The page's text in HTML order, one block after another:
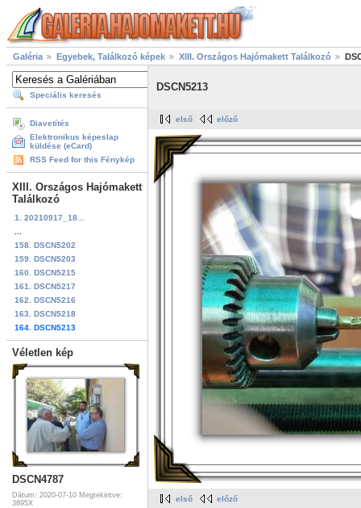
Galéria Egyebek, Találkozó képek XIII. Országos Hajómakett Találkozó
Speciális keresés
Diavetítés
Elektronikus képeslap
küldése (eCard)
RSS Feed for this Fénykép
XIII. Országos Hajómakett
Találkozó
1. 20210917_18...
158. DSCN5202
159. DSCN5203
160. DSCN5215
161. DSCN5217
162. DSCN5216
163. DSCN5218
164. DSCN5213
Véletlen kép
DSCN4787
Dátum: 2020-07-10 Megtekintve:
3895X
DSCN5213
első előző
első előző